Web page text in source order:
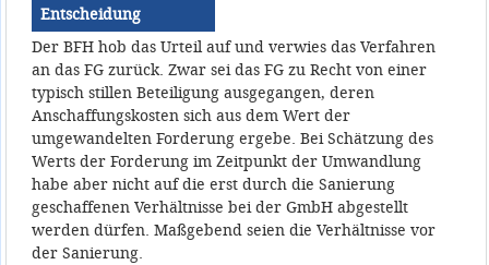
Entscheidung
Der BFH hob das Urteil auf und verwies das Verfahren
an das FG zurück. Zwar sei das FG zu Recht von einer
typisch stillen Beteiligung ausgegangen, deren
Anschaffungskosten sich aus dem Wert der
umgewandelten Forderung ergebe. Bei Schätzung des
Werts der Forderung im Zeitpunkt der Umwandlung
habe aber nicht auf die erst durch die Sanierung
geschaffenen Verhältnisse bei der GmbH abgestellt
werden dürfen. Maßgebend seien die Verhältnisse vor
der Sanierung.